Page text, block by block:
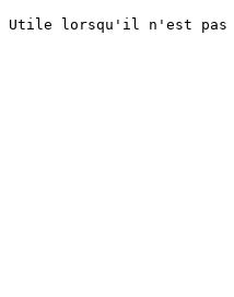
Utile lorsqu'il n'est